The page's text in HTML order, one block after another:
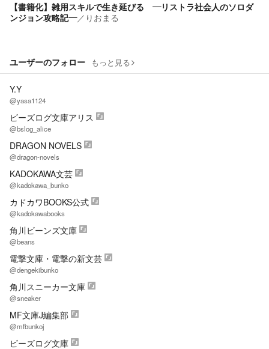
【書籍化】雑用スキルで生き延びる ―リストラ社会人のソロダ
ンジョン攻略記―／ りおまる
ユーザーのフォロー もっと見る
Y.Y
@yasa1124
ビーズログ文庫アリス
@bslog_alice
DRAGON NOVELS
@dragon-novels
KADOKAWA文芸
@kadokawa_bunko
カドカワBOOKS公式
@kadokawabooks
角川ビーンズ文庫
@beans
電撃文庫・電撃の新文芸
@dengekibunko
角川スニーカー文庫
@sneaker
MF文庫J編集部
@mfbunkoj
ビーズログ文庫